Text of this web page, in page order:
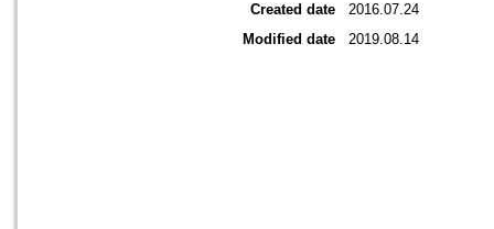
Created date
2016.07.24
Modified date
2019.08.14